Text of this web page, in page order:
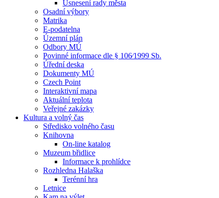
Usnesení rady města
Osadní výbory
Matrika
E-podatelna
Územní plán
Odbory MÚ
Povinné informace dle § 106⁄1999 Sb.
Úřední deska
Dokumenty MÚ
Czech Point
Interaktivní mapa
Aktuální teplota
Veřejné zakázky
Kultura a volný čas
Středisko volného času
Knihovna
On-line katalog
Muzeum břidlice
Informace k prohlídce
Rozhledna Halaška
Terénní hra
Letnice